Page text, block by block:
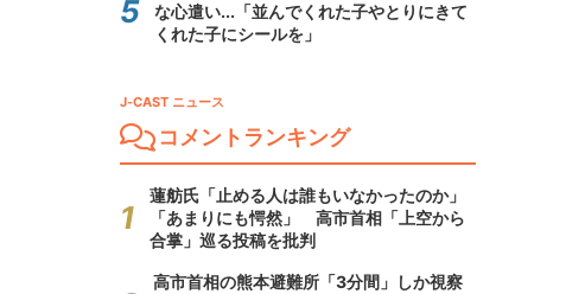
な心遣い...「並んでくれた子やとりにきて
くれた子にシールを」
J-CAST ニュース
コメントランキング
蓮舫氏「止める人は誰もいなかったのか」
「あまりにも愕然」 高市首相「上空から
合掌」巡る投稿を批判
高市首相の熊本避難所「3分間」しか視察